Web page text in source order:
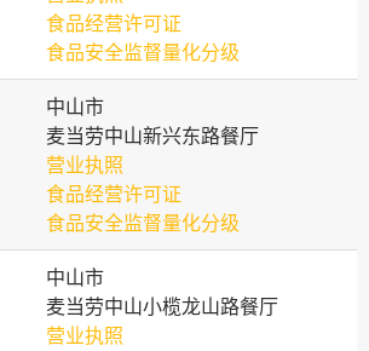
食品经营许可证
食品安全监督量化分级
中山市
麦当劳中山新兴东路餐厅
营业执照
食品经营许可证
食品安全监督量化分级
中山市
麦当劳中山小榄龙山路餐厅
营业执照